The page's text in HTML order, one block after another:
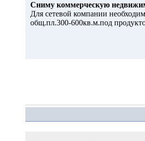
Сниму коммерческую
Для сетевой компании
общ.пл.300-600кв.м.под